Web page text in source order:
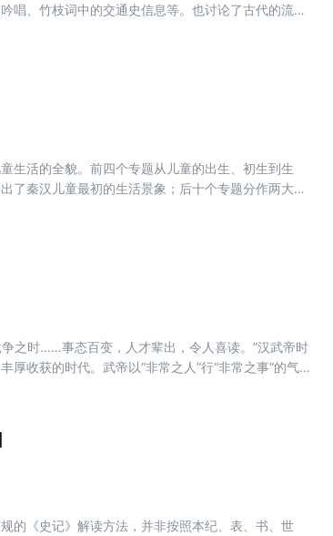
唱、竹枝词中的交通史信息等。也讨论了古代的流民
生活的全貌。前四个专题从儿童的出生、初生到生
了秦汉儿童最初的生活景象；后十个专题分作两大部
之时……事态百变，人才辈出，令人喜读。”汉武帝时
收获的时代。武帝以“非常之人”行“非常之事”的气魄
历史画卷。 此外，作者不避讳用“汉武帝的女人们”
的《史记》解读方法，并非按照本纪、表、书、世